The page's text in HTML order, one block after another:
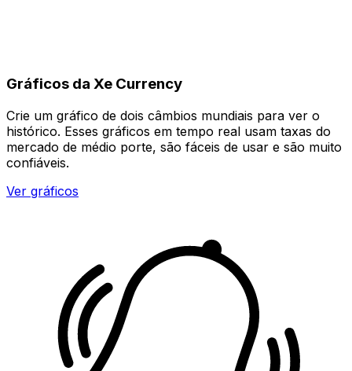
Gráficos da Xe Currency
Crie um gráfico de dois câmbios mundiais para ver o
histórico. Esses gráficos em tempo real usam taxas do
mercado de médio porte, são fáceis de usar e são muito
confiáveis.
Ver gráficos